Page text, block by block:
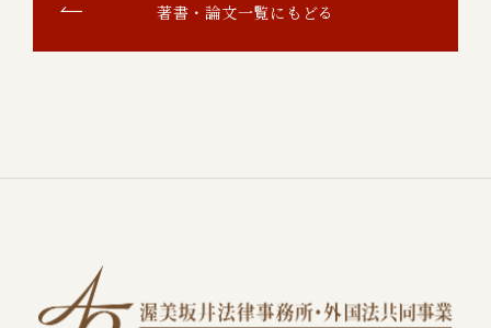
著書・論文一覧にもどる